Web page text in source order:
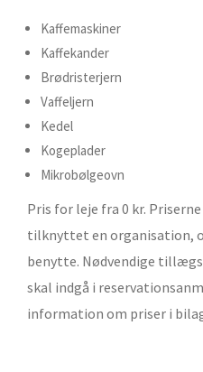
Kaffemaskiner
Kaffekander
Brødristerjern
Vaffeljern
Kedel
Kogeplader
Mikrobølgeovn
Pris for leje fra 0 kr.
tilknyttet en organisation,
benytte. Nødvendige
skal indgå i
information om priser i